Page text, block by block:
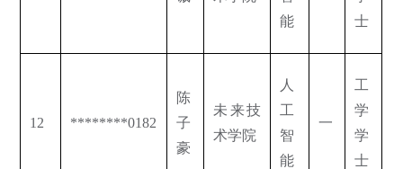
能
士
12 ********0182
陈
子
豪
未来技
术学院
人
工
智
能
一
工
学
学
士